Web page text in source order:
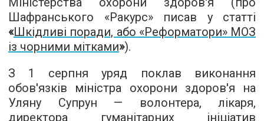
Шафранського «Ракурс» писав у статті
«Шкідливі поради, або «Реформатори» МОЗ
із чорними мітками»).
З 1 серпня уряд поклав виконання
обов'язків міністра охорони здоров'я на
Уляну Супрун — волонтера, лікаря,
директора гуманітарних ініціатив